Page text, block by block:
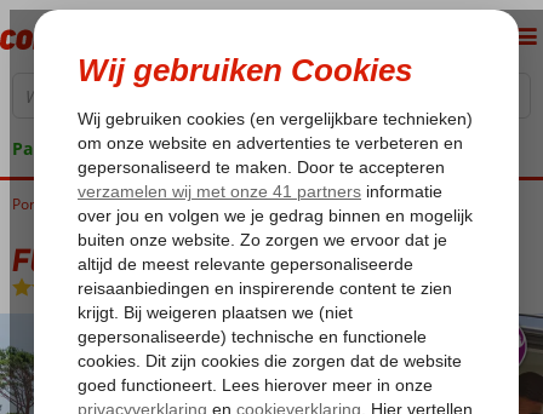
Pakketgarantie
Home
Portugal Algarve Vilamoura Fly & Go Vilamoura Garden Hotel
Fly & Go Vilamoura Garden Hotel
Logies en ontbijt -Hotel